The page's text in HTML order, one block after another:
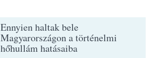
Ennyien haltak bele
Magyarországon a történelmi
hőhullám hatásaiba